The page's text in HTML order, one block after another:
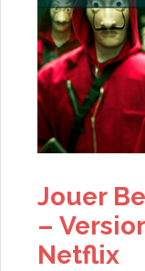
Jouer
–
Netflix